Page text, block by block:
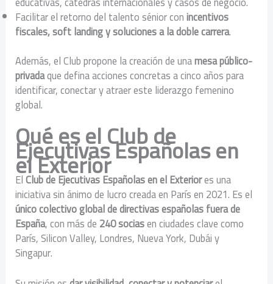
Facilitar el retorno del talento sénior conincentivos
fiscales, soft landing y soluciones a la doble carrera.
Además, el Club propone la creación de unamesa público-
privadaque defina acciones concretas a cinco años para
identificar, conectar y atraer este liderazgo femenino
global.
Qué es el Club de
Ejecutivas Españolas en
el Exterior
ElClub de Ejecutivas Españolas en el Exteriores una
iniciativa sin ánimo de lucro creada en París en 2021. Es el
único colectivo global de directivas españolas fuera de
España, con más de 240 sociasen ciudades clave como
París, Silicon Valley, Londres, Nueva York, Dubái y
Singapur.